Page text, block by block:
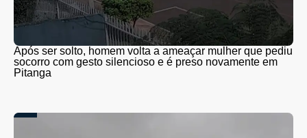
Após ser solto, homem volta a ameaçar mulher que pediu
socorro com gesto silencioso e é preso novamente em
Pitanga